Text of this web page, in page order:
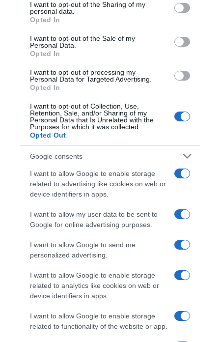
not limited to your visit or usage behaviour. You may click to
grant or deny consent to Google and its third-party tags to
use your data for below specified purposes in below Google
consent section.
I want to opt-out of the Sharing of my
personal data.
Opted In
I want to opt-out of the Sale of my
Personal Data.
Opted In
I want to opt-out of processing my
Personal Data for Targeted Advertising.
Opted In
I want to opt-out of Collection, Use,
Retention, Sale, and/or Sharing of my
Personal Data that Is Unrelated with the
Purposes for which it was collected.
Opted Out
Google consents
I want to allow Google to enable storage
related to advertising like cookies on web or
device identifiers in apps.
I want to allow my user data to be sent to
Google for online advertising purposes.
I want to allow Google to send me
personalized advertising.
I want to allow Google to enable storage
related to analytics like cookies on web or
device identifiers in apps.
I want to allow Google to enable storage
related to functionality of the website or app.
ΕΛΛΑΔΑ
Μοσχάτο: Καταστράφηκε ολοσχερώς
το εγκαταλελειμμένο κτίριο που
τυλίχθηκε στις φλόγες (βίντεο)
απορρίμματα που βρίσκονταν στο εσωτερικό του κτιρίου